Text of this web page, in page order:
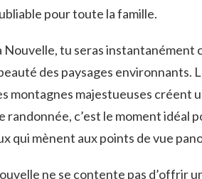
pour toute la famille.
Nouvelle, tu seras instantanément
des paysages environnants.
montagnes majestueuses créent
randonnée, c’est le moment idéal
qui mènent aux points de vue
ne se contente pas d’offrir